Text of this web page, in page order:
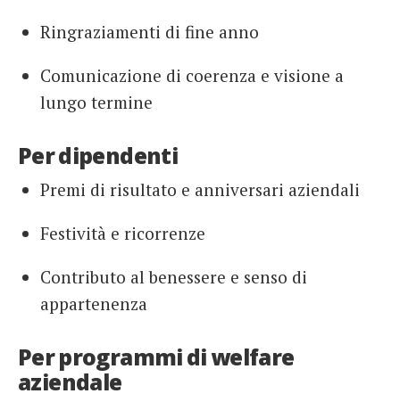
Ringraziamenti di fine anno
Comunicazione di coerenza e visione a
lungo termine
Per dipendenti
Premi di risultato e anniversari aziendali
Festività e ricorrenze
Contributo al benessere e senso di
appartenenza
Per programmi di welfare
aziendale